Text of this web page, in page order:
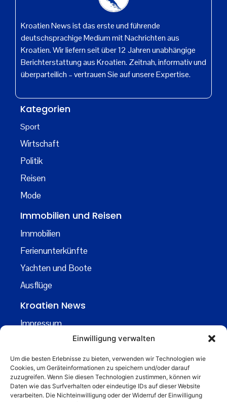
Einwilligung verwalten
Um die besten Erlebnisse zu bieten, verwenden wir Technologien wie
Cookies, um Geräteinformationen zu speichern und/oder darauf
zuzugreifen. Wenn Sie diesen Technologien zustimmen, können wir
Daten wie das Surfverhalten oder eindeutige IDs auf dieser Website
verarbeiten. Die Nichteinwilligung oder der Widerruf der Einwilligung
Kroatien News ist das erste und führende
deutschsprachige Medium mit Nachrichten aus
Kroatien. Wir liefern seit über 12 Jahren unabhängige
Berichterstattung aus Kroatien. Zeitnah, informativ und
überparteilich – vertrauen Sie auf unsere Expertise.
Kategorien
Sport
Wirtschaft
Politik
Reisen
Mode
Immobilien und Reisen
Immobilien
Ferienunterkünfte
Yachten und Boote
Ausflüge
Kroatien News
Impressum
Kontakt
Über uns
Business